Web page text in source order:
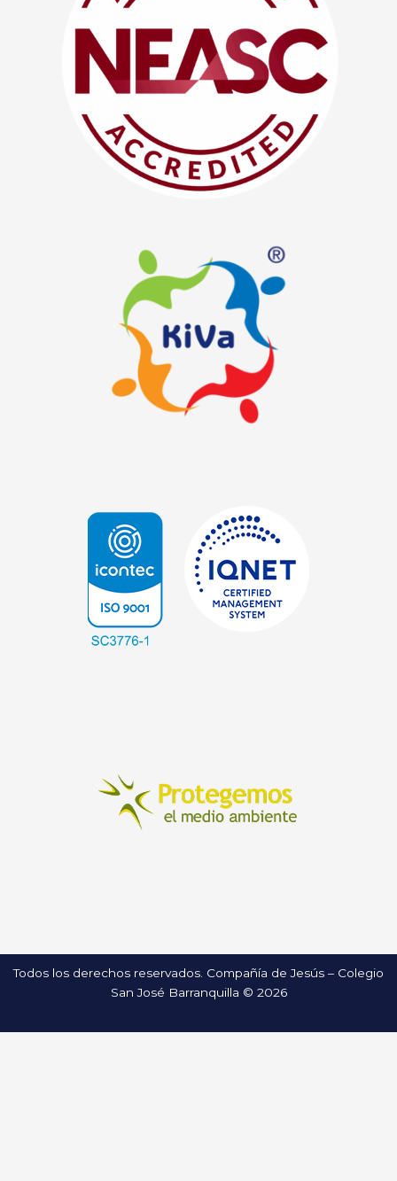
Todos los derechos reservados. Compañía de Jesús – Colegio
San José Barranquilla © 2026